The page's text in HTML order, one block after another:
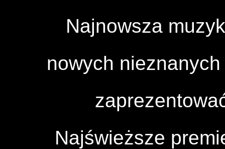
Najnowsza
nowych
Najświeższe